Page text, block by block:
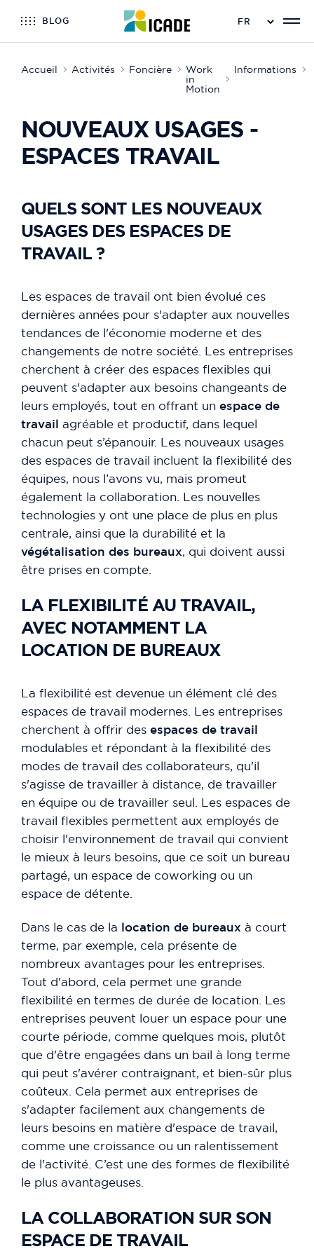
BLOG
Accueil Activités Foncière Work
in
Motion
Informations
NOUVEAUX USAGES -
ESPACES TRAVAIL
QUELS SONT LES NOUVEAUX
USAGES DES ESPACES DE
TRAVAIL ?
Les espaces de travail ont bien évolué ces
dernières années pour s'adapter aux nouvelles
tendances de l'économie moderne et des
changements de notre société. Les entreprises
cherchent à créer des espaces flexibles qui
peuvent s'adapter aux besoins changeants de
leurs employés, tout en offrant un espace de
travail agréable et productif, dans lequel
chacun peut s’épanouir. Les nouveaux usages
des espaces de travail incluent la flexibilité des
équipes, nous l’avons vu, mais promeut
également la collaboration. Les nouvelles
technologies y ont une place de plus en plus
centrale, ainsi que la durabilité et la
végétalisation des bureaux, qui doivent aussi
être prises en compte.
LA FLEXIBILITÉ AU TRAVAIL,
AVEC NOTAMMENT LA
LOCATION DE BUREAUX
La flexibilité est devenue un élément clé des
espaces de travail modernes. Les entreprises
cherchent à offrir des espaces de travail
modulables et répondant à la flexibilité des
modes de travail des collaborateurs, qu'il
s'agisse de travailler à distance, de travailler
en équipe ou de travailler seul. Les espaces de
travail flexibles permettent aux employés de
choisir l'environnement de travail qui convient
le mieux à leurs besoins, que ce soit un bureau
partagé, un espace de coworking ou un
espace de détente.
Dans le cas de la location de bureaux à court
terme, par exemple, cela présente de
nombreux avantages pour les entreprises.
Tout d'abord, cela permet une grande
flexibilité en termes de durée de location. Les
entreprises peuvent louer un espace pour une
courte période, comme quelques mois, plutôt
que d'être engagées dans un bail à long terme
qui peut s'avérer contraignant, et bien-sûr plus
coûteux. Cela permet aux entreprises de
s'adapter facilement aux changements de
leurs besoins en matière d'espace de travail,
comme une croissance ou un ralentissement
de l'activité. C’est une des formes de flexibilité
le plus avantageuses.
LA COLLABORATION SUR SON
ESPACE DE TRAVAIL